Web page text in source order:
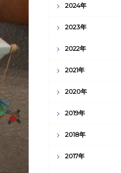
2024年
2023年
2022年
2021年
2020年
2019年
2018年
2017年